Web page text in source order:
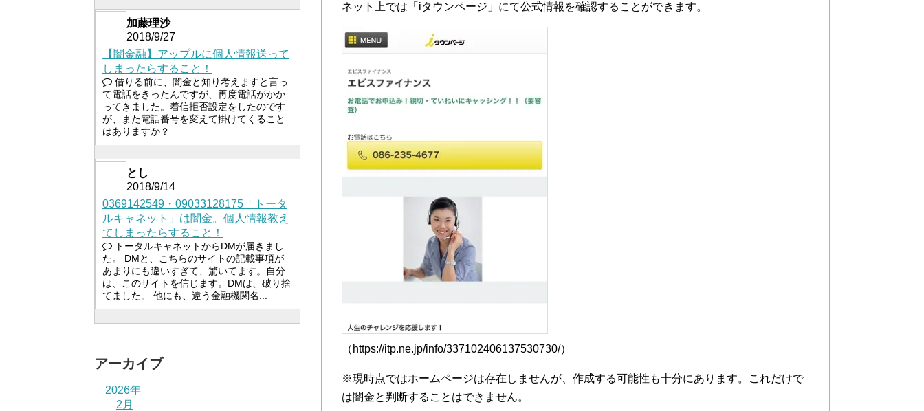
ネット上では「iタウンページ」にて公式情報を確認することができます。
（https://itp.ne.jp/info/337102406137530730/）
※現時点ではホームページは存在しませんが、作成する可能性も十分にあります。これだけで
は闇金と判断することはできません。
加藤理沙
2018/9/27
【闇金融】アップルに個人情報送って
しまったらすること！
借りる前に、闇金と知り考えますと言っ
て電話をきったんですが、再度電話がかか
ってきました。着信拒否設定をしたのです
が、また電話番号を変えて掛けてくること
はありますか？
とし
2018/9/14
0369142549・09033128175「トータ
ルキャネット」は闇金。個人情報教え
てしまったらすること！
トータルキャネットからDMが届きまし
た。 DMと、こちらのサイトの記載事項が
あまりにも違いすぎて、驚いてます。自分
は、このサイトを信じます。DMは、破り捨
てました。 他にも、違う金融機関名...
アーカイブ
2026年
2月